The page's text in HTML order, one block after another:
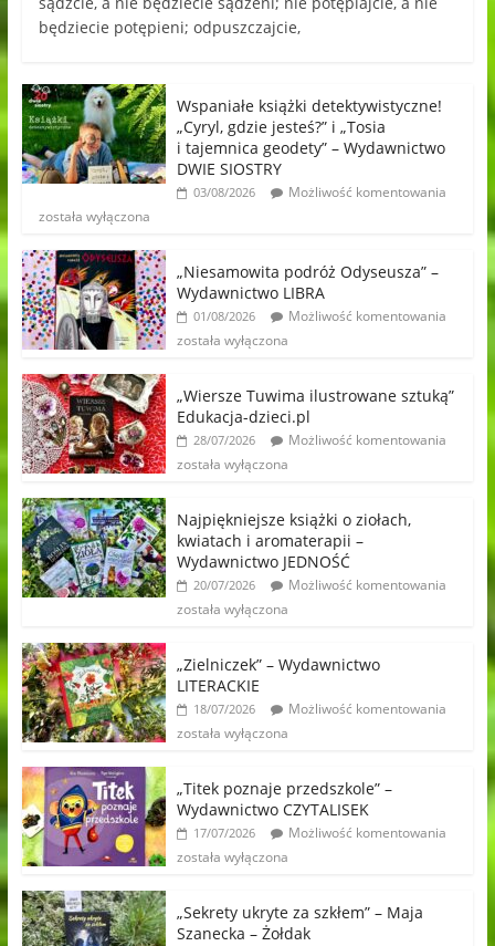
będziecie potępieni; odpuszczajcie,
Wspaniałe książki detektywistyczne!
„Cyryl, gdzie jesteś?” i „Tosia
i tajemnica geodety” – Wydawnictwo
DWIE SIOSTRY
03/08/2026
Możliwość komentowania
została wyłączona
„Niesamowita podróż Odyseusza” –
Wydawnictwo LIBRA
01/08/2026
Możliwość komentowania
została wyłączona
„Wiersze Tuwima ilustrowane sztuką”
Edukacja-dzieci.pl
28/07/2026
Możliwość komentowania
została wyłączona
Najpiękniejsze książki o ziołach,
kwiatach i aromaterapii –
Wydawnictwo JEDNOŚĆ
20/07/2026
Możliwość komentowania
została wyłączona
„Zielniczek” – Wydawnictwo
LITERACKIE
18/07/2026
Możliwość komentowania
została wyłączona
„Titek poznaje przedszkole” –
Wydawnictwo CZYTALISEK
17/07/2026
Możliwość komentowania
została wyłączona
„Sekrety ukryte za szkłem” – Maja
Szanecka – Żołdak